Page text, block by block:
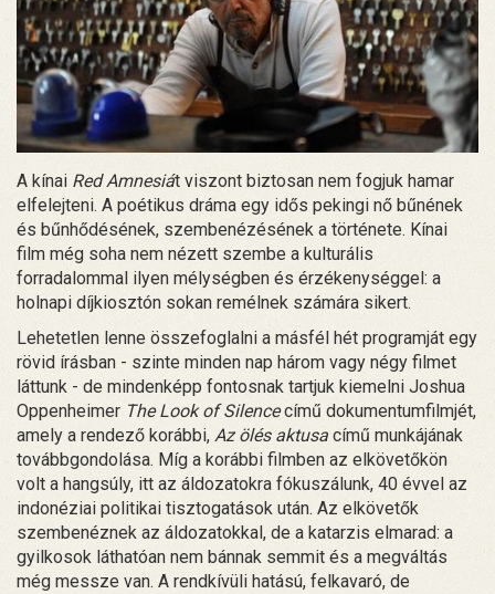
A kínai Red Amnesiát viszont biztosan nem fogjuk hamar
elfelejteni. A poétikus dráma egy idős pekingi nő bűnének
és bűnhődésének, szembenézésének a története. Kínai
film még soha nem nézett szembe a kulturális
forradalommal ilyen mélységben és érzékenységgel: a
holnapi díjkiosztón sokan remélnek számára sikert.
Lehetetlen lenne összefoglalni a másfél hét programját egy
rövid írásban - szinte minden nap három vagy négy filmet
láttunk - de mindenképp fontosnak tartjuk kiemelni Joshua
Oppenheimer The Look of Silencecímű dokumentumfilmjét,
amely a rendező korábbi, Az ölés aktusa című munkájának
továbbgondolása. Míg a korábbi filmben az elkövetőkön
volt a hangsúly, itt az áldozatokra fókuszálunk, 40 évvel az
indonéziai politikai tisztogatások után. Az elkövetők
szembenéznek az áldozatokkal, de a katarzis elmarad: a
gyilkosok láthatóan nem bánnak semmit és a megváltás
még messze van. A rendkívüli hatású, felkavaró, de